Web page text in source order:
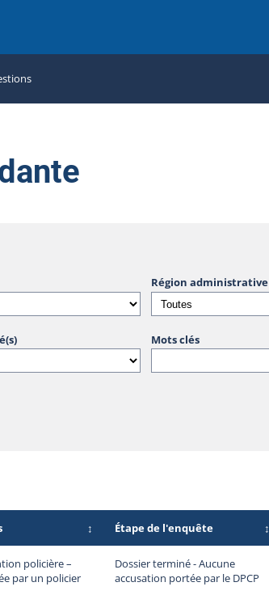
Région administrative
Mots clés
↕ Étape de l'enquête ↕
policière –
par un policier
Dossier terminé - Aucune
accusation portée par le DPCP